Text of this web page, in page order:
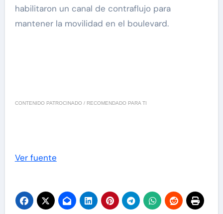
habilitaron un canal de contraflujo para
mantener la movilidad en el boulevard.
CONTENIDO PATROCINADO / RECOMENDADO PARA TI
Ver fuente